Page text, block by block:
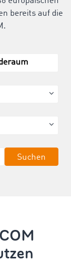
bereits auf die
Suchen